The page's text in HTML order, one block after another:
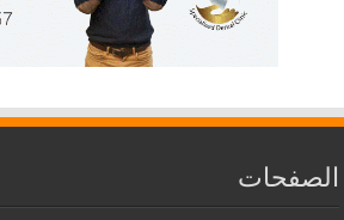
الصفحات